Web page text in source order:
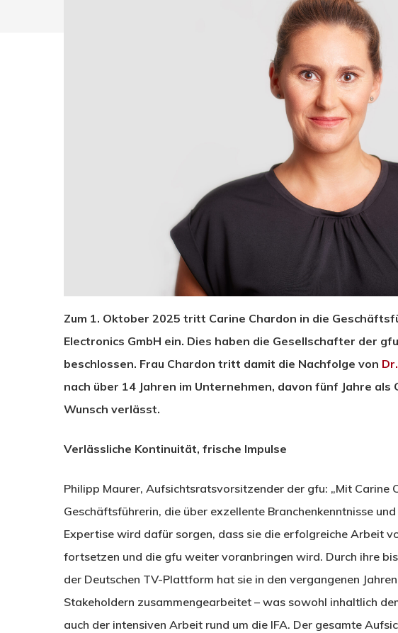
Drücken Sie Enter zum Suchen oder ESC zum Schließen.
Zum 1. Oktober 2025 tritt Carine Chardon in die
Electronics GmbH ein. Dies haben die Gesellschafter der
beschlossen. Frau Chardon tritt damit die Nachfolge von
nach über 14 Jahren im Unternehmen, davon fünf Jahre
Wunsch verlässt.
Verlässliche Kontinuität, frische Impulse
Philipp Maurer, Aufsichtsratsvorsitzender der gfu: „Mit Carine
Geschäftsführerin, die über exzellente Branchenkenntnisse
Expertise wird dafür sorgen, dass sie die erfolgreiche Arbeit
fortsetzen und die gfu weiter voranbringen wird. Durch ihre
der Deutschen TV-Plattform hat sie in den vergangenen
Stakeholdern zusammengearbeitet – was sowohl inhaltlich
auch der intensiven Arbeit rund um die IFA. Der gesamte